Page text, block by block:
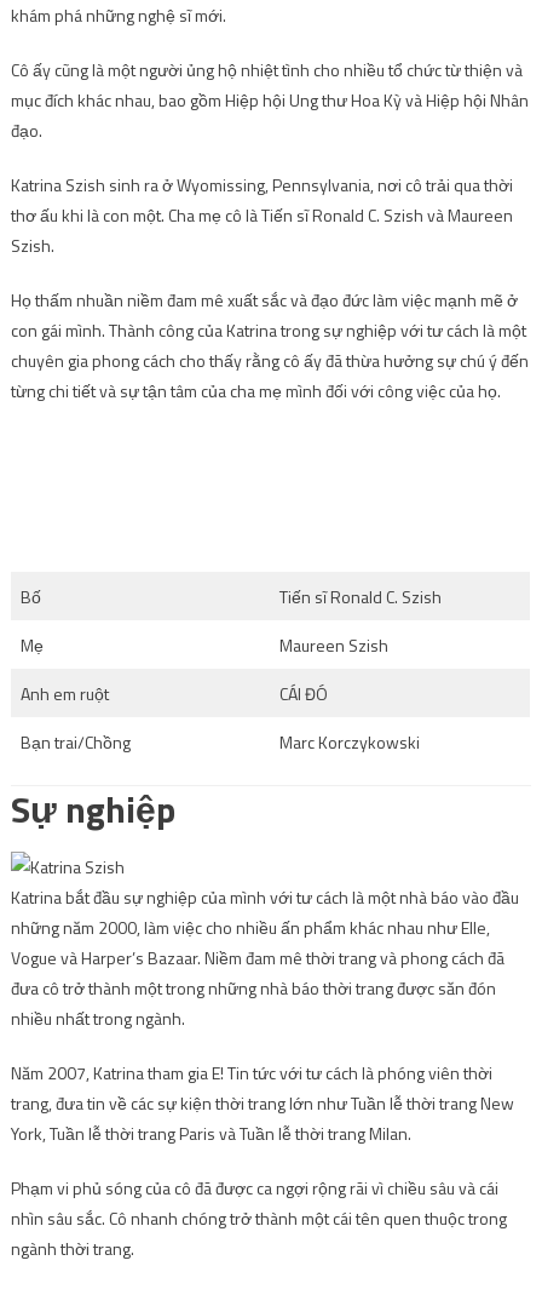
khám phá những nghệ sĩ mới.
Cô ấy cũng là một người ủng hộ nhiệt tình cho nhiều tổ chức từ thiện và
mục đích khác nhau, bao gồm Hiệp hội Ung thư Hoa Kỳ và Hiệp hội Nhân
đạo.
Katrina Szish sinh ra ở Wyomissing, Pennsylvania, nơi cô trải qua thời
thơ ấu khi là con một. Cha mẹ cô là Tiến sĩ Ronald C. Szish và Maureen
Szish.
Họ thấm nhuần niềm đam mê xuất sắc và đạo đức làm việc mạnh mẽ ở
con gái mình. Thành công của Katrina trong sự nghiệp với tư cách là một
chuyên gia phong cách cho thấy rằng cô ấy đã thừa hưởng sự chú ý đến
từng chi tiết và sự tận tâm của cha mẹ mình đối với công việc của họ.
Bố
Tiến sĩ Ronald C. Szish
Mẹ
Maureen Szish
Anh em ruột
CÁI ĐÓ
Bạn trai/Chồng
Marc Korczykowski
Sự nghiệp
Katrina bắt đầu sự nghiệp của mình với tư cách là một nhà báo vào đầu
những năm 2000, làm việc cho nhiều ấn phẩm khác nhau như Elle,
Vogue và Harper’s Bazaar. Niềm đam mê thời trang và phong cách đã
đưa cô trở thành một trong những nhà báo thời trang được săn đón
nhiều nhất trong ngành.
Năm 2007, Katrina tham gia E! Tin tức với tư cách là phóng viên thời
trang, đưa tin về các sự kiện thời trang lớn như Tuần lễ thời trang New
York, Tuần lễ thời trang Paris và Tuần lễ thời trang Milan.
Phạm vi phủ sóng của cô đã được ca ngợi rộng rãi vì chiều sâu và cái
nhìn sâu sắc. Cô nhanh chóng trở thành một cái tên quen thuộc trong
ngành thời trang.